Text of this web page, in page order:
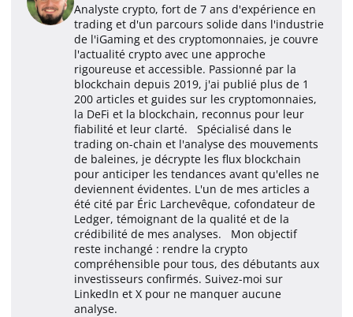
Analyste crypto, fort de 7 ans d'expérience en
trading et d'un parcours solide dans l'industrie
de l'iGaming et des cryptomonnaies, je couvre
l'actualité crypto avec une approche
rigoureuse et accessible. Passionné par la
blockchain depuis 2019, j'ai publié plus de 1
200 articles et guides sur les cryptomonnaies,
la DeFi et la blockchain, reconnus pour leur
fiabilité et leur clarté. Spécialisé dans le
trading on-chain et l'analyse des mouvements
de baleines, je décrypte les flux blockchain
pour anticiper les tendances avant qu'elles ne
deviennent évidentes. L'un de mes articles a
été cité par Éric Larchevêque, cofondateur de
Ledger, témoignant de la qualité et de la
crédibilité de mes analyses. Mon objectif
reste inchangé : rendre la crypto
compréhensible pour tous, des débutants aux
investisseurs confirmés. Suivez-moi sur
LinkedIn et X pour ne manquer aucune
analyse.